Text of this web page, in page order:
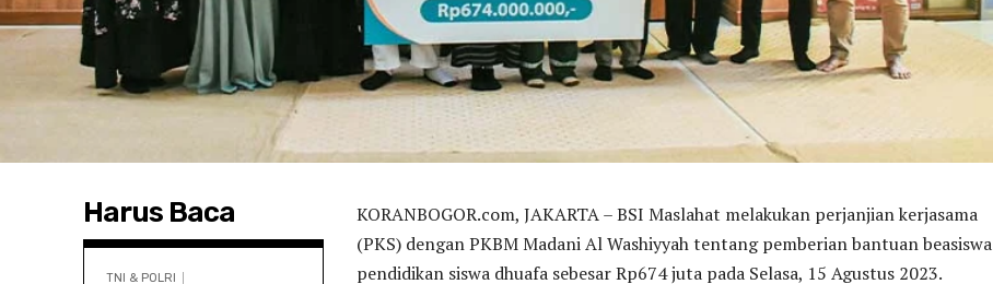
Harus Baca
TNI & POLRI
KORANBOGOR.com, JAKARTA – BSI Maslahat melakukan perjanjian kerjasama
(PKS) dengan PKBM Madani Al Washiyyah tentang pemberian bantuan beasiswa
pendidikan siswa dhuafa sebesar Rp674 juta pada Selasa, 15 Agustus 2023.